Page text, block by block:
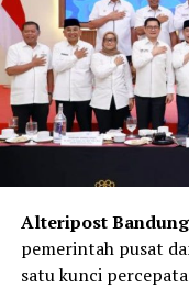
ke 15 kabupaten/
“Terutama pajak
Pemerintah
dibagikan ke
diambil oleh
Ia juga
tersebut pihaknya
meningkatkan
melaksanakan
Alteripost
pemerintah pusat
satu kunci